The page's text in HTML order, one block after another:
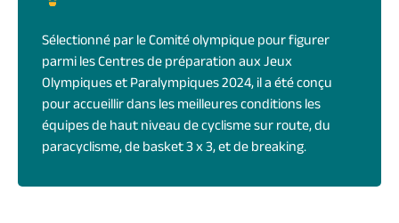
Sélectionné par le Comité olympique pour figurer
parmi les Centres de préparation aux Jeux
Olympiques et Paralympiques 2024, il a été conçu
pour accueillir dans les meilleures conditions les
équipes de haut niveau de cyclisme sur route, du
paracyclisme, de basket 3 x 3, et de breaking.